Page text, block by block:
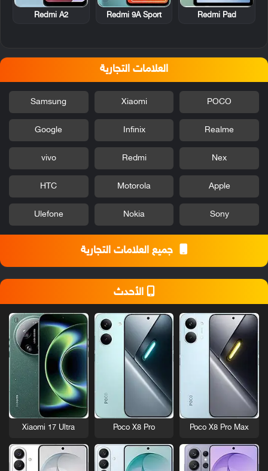
Redmi Pad
Redmi 9A Sport
Redmi A2
العلامات التجارية
POCO
Xiaomi
Samsung
Realme
Infinix
Google
Nex
Redmi
vivo
Apple
Motorola
HTC
Sony
Nokia
Ulefone
جميع العلامات التجارية
الأحدث
Poco X8 Pro Max
Poco X8 Pro
Xiaomi 17 Ultra